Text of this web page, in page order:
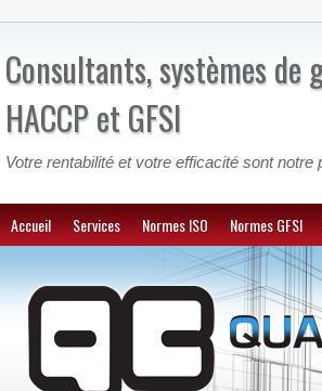
Consultants, systèmes de
HACCP et GFSI
Votre rentabilité et votre efficacité sont notre
Accueil Services Normes ISO Normes GFSI